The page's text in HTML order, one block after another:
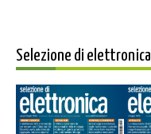
Selezione di elettronica